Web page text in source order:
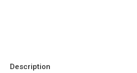
Description